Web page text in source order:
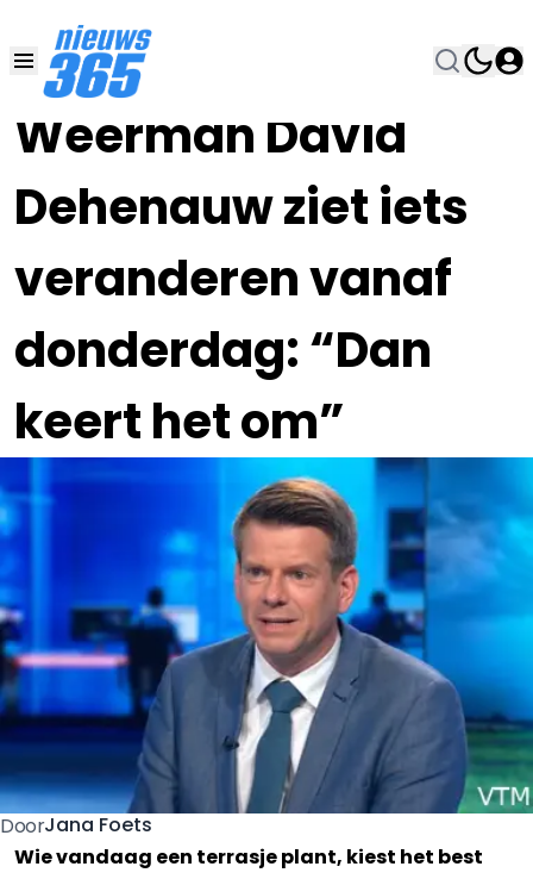
Weerman David
Dehenauw ziet iets
veranderen vanaf
donderdag: “Dan
keert het om”
14 JUL 2025, 8:17•
DoorJana Foets
Wie vandaag een terrasje plant, kiest het best